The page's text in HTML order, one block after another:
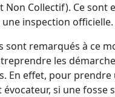
Non Collectif). Ce sont
inspection officielle.
sont remarqués à ce
les
En effet, pour prendre
si une fosse